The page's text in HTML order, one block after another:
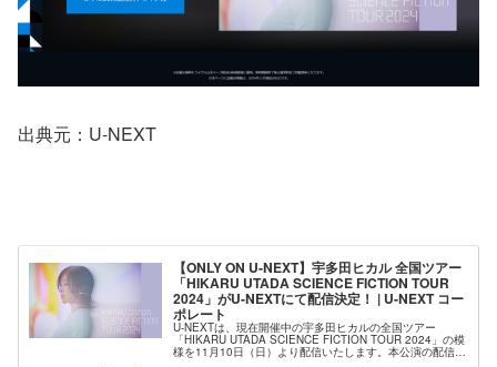
出典元：U-NEXT
【ONLY ON U-NEXT】宇多田ヒカル 全国ツアー
「HIKARU UTADA SCIENCE FICTION TOUR
2024」がU-NEXTにて配信決定！ | U-NEXT コー
ポレート
U-NEXTは、現在開催中の宇多田ヒカルの全国ツアー
「HIKARU UTADA SCIENCE FICTION TOUR 2024」の模
様を11月10日（日）より配信いたします。本公演の配信は